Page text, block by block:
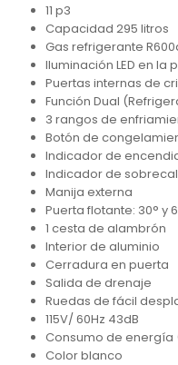
11 p3
Capacidad 295 litros
Gas refrigerante
Iluminación LED en la
Puertas internas de
Función Dual
3 rangos de
Botón de
Indicador de
Indicador de
Manija externa
Puerta flotante: 30° y
1 cesta de alambrón
Interior de aluminio
Cerradura en puerta
Salida de drenaje
Ruedas de fácil
115V/ 60Hz 43dB
Consumo de energía
Color blanco